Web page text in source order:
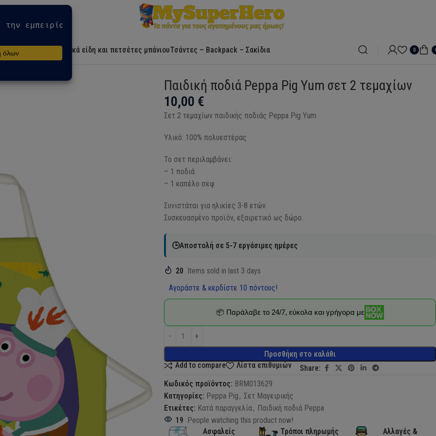
Λευκά είδη και πετσέτες μπάνιουΤσάντες – Backpack – Σακίδια 0
Παιδική ποδιά Peppa Pig Yum σετ 2 τεμαχίων
10,00 €
Σετ 2 τεμαχίων παιδικής ποδιάς Peppa Pig Yum
Υλικό: 100% πολυεστέρας
Το σετ περιλαμβάνει:
– 1 ποδιά
– 1 καπέλο σεφ
Συνιστάται για ηλικίες 3-8 ετών.
Συσκευασμένο προϊόν, εξαιρετικό ως δώρο.
🕒Αποστολή σε 5-7 εργάσιμες ημέρες
20 Items sold in last 3 days
Αγοράστε & κερδίστε 10 πόντους!
Προσθήκη στο καλάθι
📦 Παράλαβε το 24/7, εύκολα και γρήγορα με
Add to compare Λίστα επιθυμιών
Share:
Κωδικός προϊόντος: BRM013629
Κατηγορίες: Peppa Pig , Σετ Μαγειρικής
Ετικέτες: Κατά παραγγελία, Παιδική ποδιά Peppa
19 People watching this product now!
Ασφαλείς
Τρόποι πληρωμής
Αλλαγές &